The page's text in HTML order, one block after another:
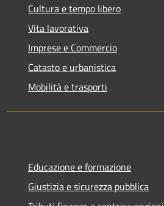
Cultura e tempo libero
Vita lavorativa
Imprese e Commercio
Catasto e urbanistica
Mobilità e trasporti
Educazione e formazione
Giustizia e sicurezza pubblica